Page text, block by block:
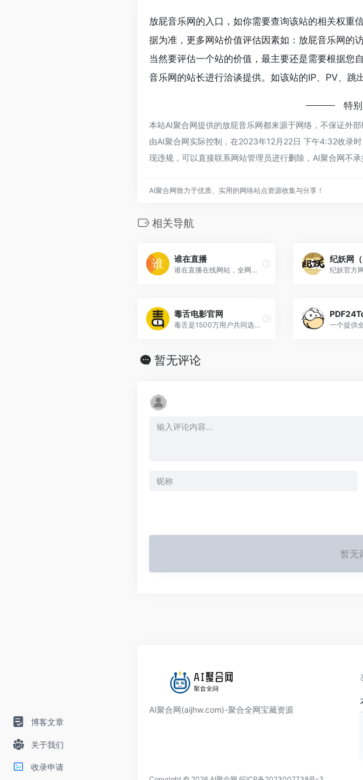
博客文章
关于我们
收录申请
放屁音乐网的入口，如你需要查询该站的相关权重
据为准，更多网站价值评估因素如：放屁音乐网的
当然要评估一个站的价值，最主要还是需要根据您
音乐网的站长进行洽谈提供。如该站的IP、PV、跳
特
本站AI聚合网提供的放屁音乐网都来源于网络，不保证外
由AI聚合网实际控制，在2023年12月22日 下午4:32收录
现违规，可以直接联系网站管理员进行删除，AI聚合网不承
AI聚合网致力于优质、实用的网络站点资源收集与分享！
相关导航
谁在直播
谁在直播在线网站，全网正在开播的直播间整合
纪妖网（
毒舌电影官网
毒舌是1500万用户共同选择的影迷社区，提供最新最好看的电影，独家精选电影评论，最有态度的影评新媒体，毒舌，干掉烂片！
暂无评论
暂无
AI聚合网(aijhw.com)-聚合全网宝藏资源